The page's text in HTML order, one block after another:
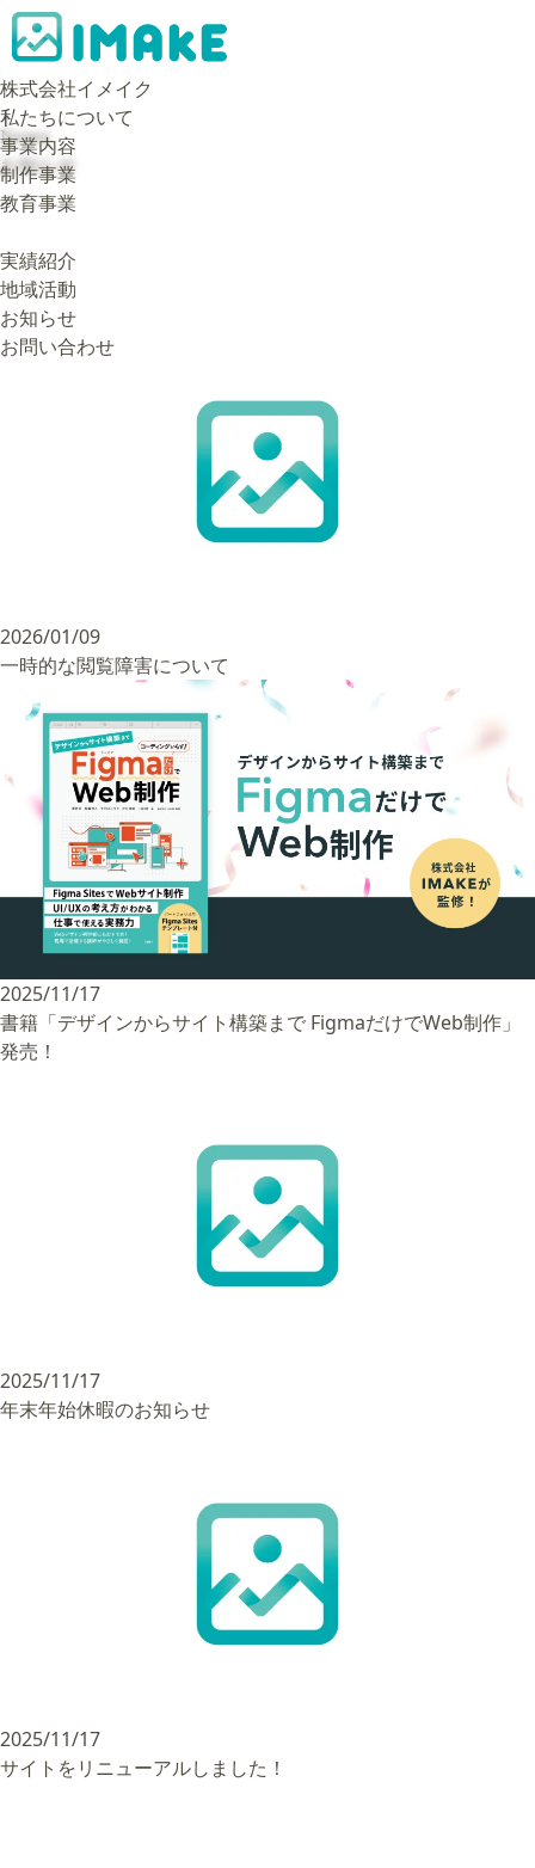
株式会社イメイク
私たちについて
事業内容
制作事業
教育事業
実績紹介
地域活動
お知らせ
お問い合わせ
News
お知らせ
2026/01/09
一時的な閲覧障害について
2025/11/17
書籍「デザインからサイト構築まで FigmaだけでWeb制作」
発売！
2025/11/17
年末年始休暇のお知らせ
2025/11/17
サイトをリニューアルしました！